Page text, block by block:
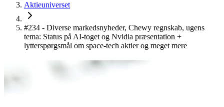
Aktieuniverset
#234 - Diverse markedsnyheder, Chewy regnskab, ugens
tema: Status på AI-toget og Nvidia præsentation +
lytterspørgsmål om space-tech aktier og meget mere